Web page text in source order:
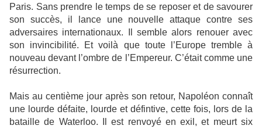
Paris. Sans prendre le temps de se reposer et de savourer
son succès, il lance une nouvelle attaque contre ses
adversaires internationaux. Il semble alors renouer avec
son invincibilité. Et voilà que toute l’Europe tremble à
nouveau devant l’ombre de l’Empereur. C’était comme une
résurrection.
Mais au centième jour après son retour, Napoléon connaît
une lourde défaite, lourde et défintive, cette fois, lors de la
bataille de Waterloo. Il est renvoyé en exil, et meurt six